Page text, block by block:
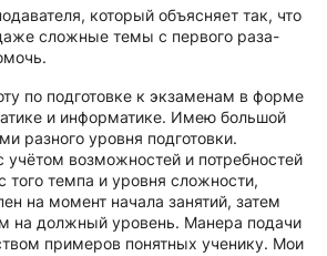
который объясняет так, что
сложные темы с первого раза-
по подготовке к экзаменам в форме
и информатике. Имею большой
разного уровня подготовки.
учётом возможностей и потребностей
того темпа и уровня сложности,
на момент начала занятий, затем
на должный уровень. Манера подачи
примеров понятных ученику. Мои